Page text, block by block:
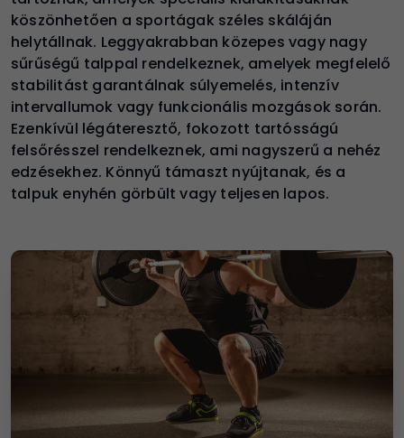
köszönhetően a sportágak széles skáláján
helytállnak. Leggyakrabban közepes vagy nagy
sűrűségű talppal rendelkeznek, amelyek megfelelő
stabilitást garantálnak súlyemelés, intenzív
intervallumok vagy funkcionális mozgások során.
Ezenkívül légáteresztő, fokozott tartósságú
felsőrésszel rendelkeznek, ami nagyszerű a nehéz
edzésekhez. Könnyű támaszt nyújtanak, és a
talpuk enyhén görbült vagy teljesen lapos.